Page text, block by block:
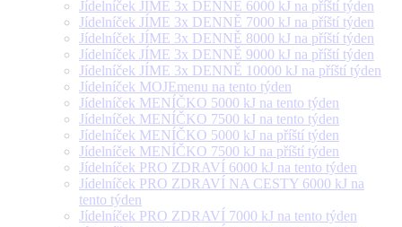
Jídelníček JÍME 3x DENNĚ 6000 kJ na příští týden
Jídelníček JÍME 3x DENNĚ 7000 kJ na příští týden
Jídelníček JÍME 3x DENNĚ 8000 kJ na příští týden
Jídelníček JÍME 3x DENNĚ 9000 kJ na příští týden
Jídelníček JÍME 3x DENNĚ 10000 kJ na příští týden
Jídelníček MOJEmenu na tento týden
Jídelníček MENÍČKO 5000 kJ na tento týden
Jídelníček MENÍČKO 7500 kJ na tento týden
Jídelníček MENÍČKO 5000 kJ na příští týden
Jídelníček MENÍČKO 7500 kJ na příští týden
Jídelníček PRO ZDRAVÍ 6000 kJ na tento týden
Jídelníček PRO ZDRAVÍ NA CESTY 6000 kJ na
tento týden
Jídelníček PRO ZDRAVÍ 7000 kJ na tento týden